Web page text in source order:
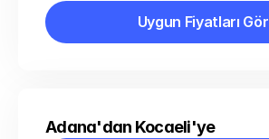
Uygun Fiyatları Gör
Uygun Fiyatları Gör
Adana'dan Kocaeli'ye